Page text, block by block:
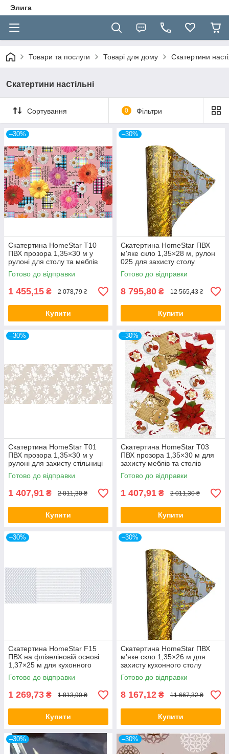
Элига
Товари та послуги Товарі для дому Скатертини
Скатертини настільні
Сортування 0 Фільтри
–30%
Скатертина HomeStar T10
ПВХ прозора 1,35×30 м у
рулоні для столу та меблів
Готово до відправки
1 455,15 ₴ 2 078,79 ₴
Купити
–30%
Скатертина HomeStar ПВХ
м'яке скло 1,35×28 м, рулон
025 для захисту столу
Готово до відправки
8 795,80 ₴ 12 565,43 ₴
Купити
–30%
Скатертина HomeStar T01
ПВХ прозора 1,35×30 м у
рулоні для захисту стільниці
Готово до відправки
1 407,91 ₴ 2 011,30 ₴
Купити
–30%
Скатертина HomeStar T03
ПВХ прозора 1,35×30 м для
захисту меблів та столів
Готово до відправки
1 407,91 ₴ 2 011,30 ₴
Купити
–30%
Скатертина HomeStar F15
ПВХ на флізеліновій основі
1,37×25 м для кухонного
столу
Готово до відправки
1 269,73 ₴ 1 813,90 ₴
Купити
–30%
Скатертина HomeStar ПВХ
м'яке скло 1,35×26 м для
захисту кухонного столу
Готово до відправки
8 167,12 ₴ 11 667,32 ₴
Купити
–30% –30%